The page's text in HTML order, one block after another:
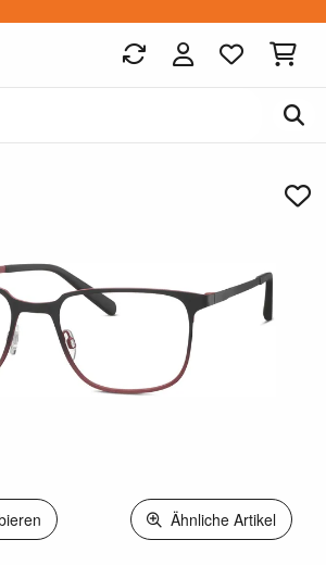
Ähnliche Artikel